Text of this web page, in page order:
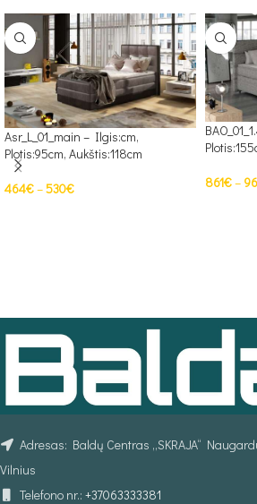
Asr_L_01_main – Ilgis:cm,
Plotis:95cm, Aukštis:118cm
464€–530€ 861€–
Adresas: Baldų Centras „SKRAJA“
Vilnius
Telefono nr.: +37063333381